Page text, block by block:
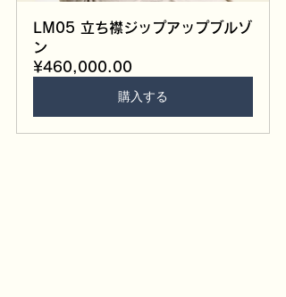
LM05 立ち襟ジップアップブルゾ
ン
¥460,000.00
購入する